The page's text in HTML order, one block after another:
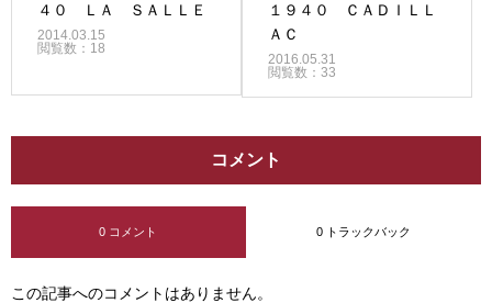
４０ ＬＡ ＳＡＬＬＥ
2014.03.15
閲覧数：18
１９４０ ＣＡＤＩＬＬ
ＡＣ
2016.05.31
閲覧数：33
コメント
0 コメント 0 トラックバック
この記事へのコメントはありません。